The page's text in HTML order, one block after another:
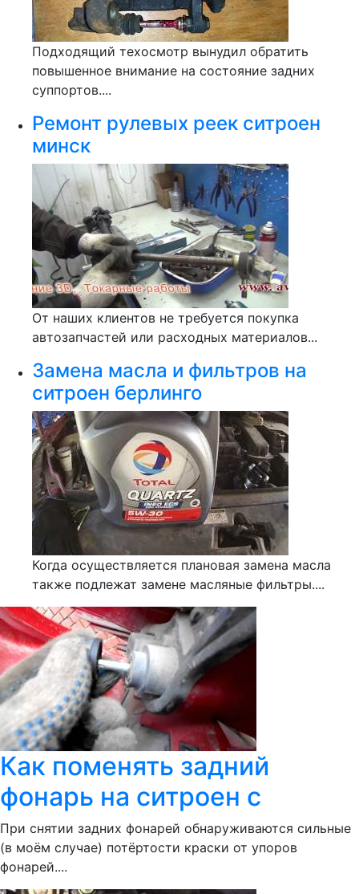
Подходящий техосмотр вынудил обратить
повышенное внимание на состояние задних
суппортов....
Ремонт рулевых реек ситроен
минск
От наших клиентов не требуется покупка
автозапчастей или расходных материалов...
Замена масла и фильтров на
ситроен берлинго
Когда осуществляется плановая замена масла
также подлежат замене масляные фильтры....
Как поменять задний
фонарь на ситроен с
При снятии задних фонарей обнаруживаются сильные
(в моём случае) потёртости краски от упоров
фонарей....